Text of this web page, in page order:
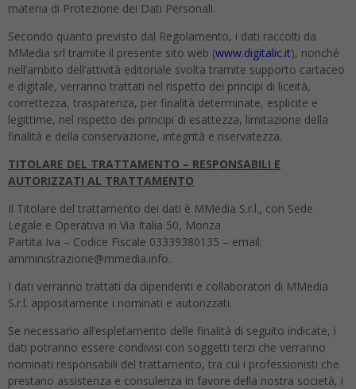
materia di Protezione dei Dati Personali.
Secondo quanto previsto dal Regolamento, i dati raccolti da
MMedia srl tramite il presente sito web (www.digitalic.it), nonché
nell’ambito dell’attività editoriale svolta tramite supporto cartaceo
e digitale, verranno trattati nel rispetto dei principi di liceità,
correttezza, trasparenza, per finalità determinate, esplicite e
legittime, nel rispetto dei principi di esattezza, limitazione della
finalità e della conservazione, integrità e riservatezza.
TITOLARE DEL TRATTAMENTO – RESPONSABILI E
AUTORIZZATI AL TRATTAMENTO
Il Titolare del trattamento dei dati è MMedia S.r.l., con Sede
Legale e Operativa in Via Italia 50, Monza
Partita Iva – Codice Fiscale 03339380135 – email:
amministrazione@mmedia.info.
I dati verranno trattati da dipendenti e collaboratori di MMedia
S.r.l. appositamente i nominati e autorizzati.
Se necessario all’espletamento delle finalità di seguito indicate, i
dati potranno essere condivisi con soggetti terzi che verranno
nominati responsabili del trattamento, tra cui i professionisti che
prestano assistenza e consulenza in favore della nostra società, i